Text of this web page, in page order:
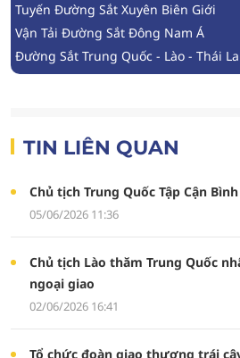
Tuyến Đường Sắt Xuyên Biên Giới
Vận Tải Đường Sắt Đông Nam Á
Đường Sắt Trung Quốc - Lào - Thái
TIN LIÊN QUAN
Chủ tịch Trung Quốc Tập Cận
05/06/2026 11:36
Chủ tịch Lào thăm Trung Quốc
ngoại giao
02/06/2026 16:41
Tổ chức đoàn giao thương trái